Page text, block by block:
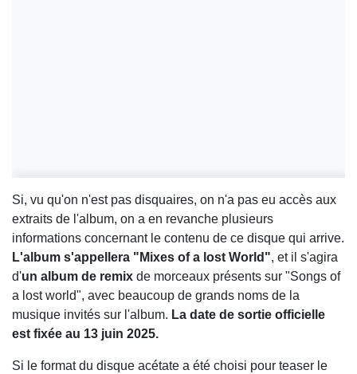
Si, vu qu'on n'est pas disquaires, on n'a pas eu accès aux
extraits de l'album, on a en revanche plusieurs
informations concernant le contenu de ce disque qui arrive.
L'album s'appellera "Mixes of a lost World", et il s'agira
d'un album de remix de morceaux présents sur "Songs of
a lost world", avec beaucoup de grands noms de la
musique invités sur l'album. La date de sortie officielle
est fixée au 13 juin 2025.
Si le format du disque acétate a été choisi pour teaser le